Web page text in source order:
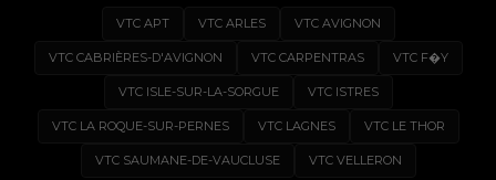
VTC APT VTC ARLES VTC AVIGNON
VTC CABRIÈRES-D'AVIGNON VTC CARPENTRAS VTC F�Y
VTC ISLE-SUR-LA-SORGUE VTC ISTRES
VTC LA ROQUE-SUR-PERNES VTC LAGNES VTC LE THOR
VTC SAUMANE-DE-VAUCLUSE VTC VELLERON